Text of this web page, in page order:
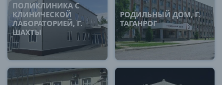
ПОЛИКЛИНИКА С
КЛИНИЧЕСКОЙ
ЛАБОРАТОРИЕЙ, Г.
ШАХТЫ
РОДИЛЬНЫЙ ДОМ, Г.
ТАГАНРОГ